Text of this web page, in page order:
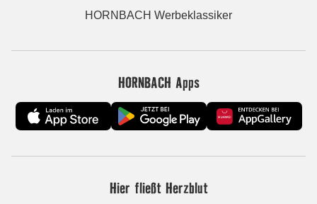
HORNBACH Werbeklassiker
HORNBACH Apps
Hier fließt Herzblut